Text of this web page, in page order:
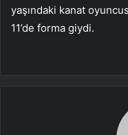
yaşındaki kanat
11’de forma giydi.